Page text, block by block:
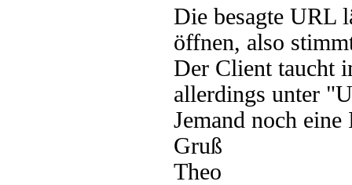
Die besagte URL
öffnen, also
Der Client taucht
allerdings unter
Jemand noch eine
Gruß
Theo